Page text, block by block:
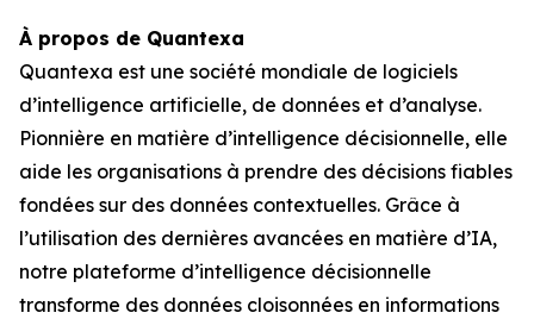
À propos de Quantexa
Quantexa est une société mondiale de logiciels
d’intelligence artificielle, de données et d’analyse.
Pionnière en matière d’intelligence décisionnelle, elle
aide les organisations à prendre des décisions fiables
fondées sur des données contextuelles. Grâce à
l’utilisation des dernières avancées en matière d’IA,
notre plateforme d’intelligence décisionnelle
transforme des données cloisonnées en informations